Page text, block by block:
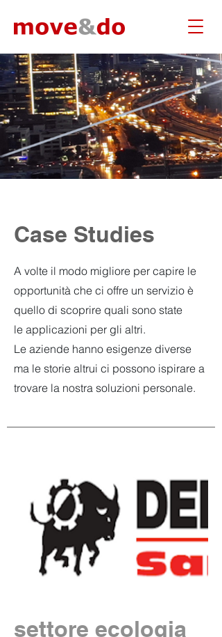
Case Studies
A volte il modo migliore per capire le
opportunità che ci offre un servizio è
quello di scoprire quali sono state
le applicazioni per gli altri.
Le aziende hanno esigenze diverse
ma le storie altrui ci possono ispirare a
trovare la nostra soluzioni personale.
settore ecologia